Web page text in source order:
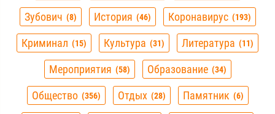
Зубович 8 История 46 Коронавирус 193
Криминал 15 Культура 31 Литература 11
Мероприятия 58 Образование 34
Общество 356 Отдых 28 Памятник 6